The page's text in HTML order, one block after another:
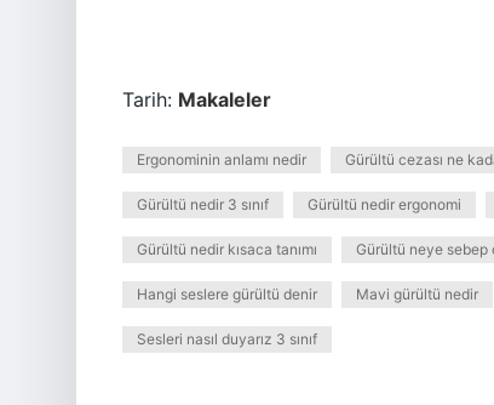
Tarih: Makaleler
Ergonominin anlamı nedir Gürültü cezası ne
Gürültü nedir 3 sınıf Gürültü nedir ergonomi
Gürültü nedir kısaca tanımı Gürültü neye sebep
Hangi seslere gürültü denir Mavi gürültü nedir
Sesleri nasıl duyarız 3 sınıf